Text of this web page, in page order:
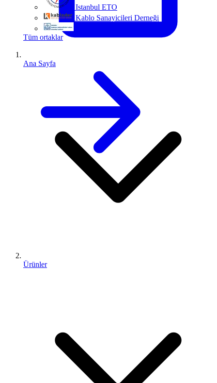
Istanbul ETO
Kablo Sanayicileri Derneği
Tüm ortaklar
Ana Sayfa
Ürünler